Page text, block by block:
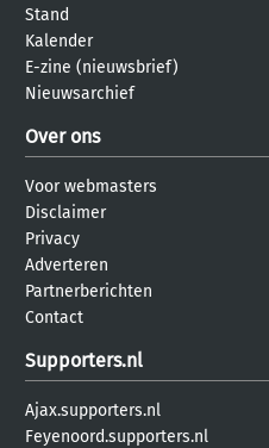
Stand
Kalender
E-zine (nieuwsbrief)
Nieuwsarchief
Over ons
Voor webmasters
Disclaimer
Privacy
Adverteren
Partnerberichten
Contact
Supporters.nl
Ajax.supporters.nl
Feyenoord.supporters.nl